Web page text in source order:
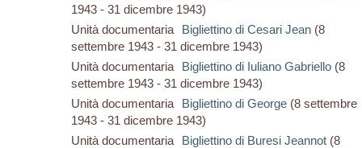
1943 - 31 dicembre 1943)
Unità documentaria
Bigliettino di Cesari Jean(8
settembre 1943 - 31 dicembre 1943)
Unità documentaria
Bigliettino di Iuliano Gabriello(8
settembre 1943 - 31 dicembre 1943)
Unità documentaria
Bigliettino di George(8 settembre
1943 - 31 dicembre 1943)
Unità documentaria
Bigliettino di Buresi Jeannot(8